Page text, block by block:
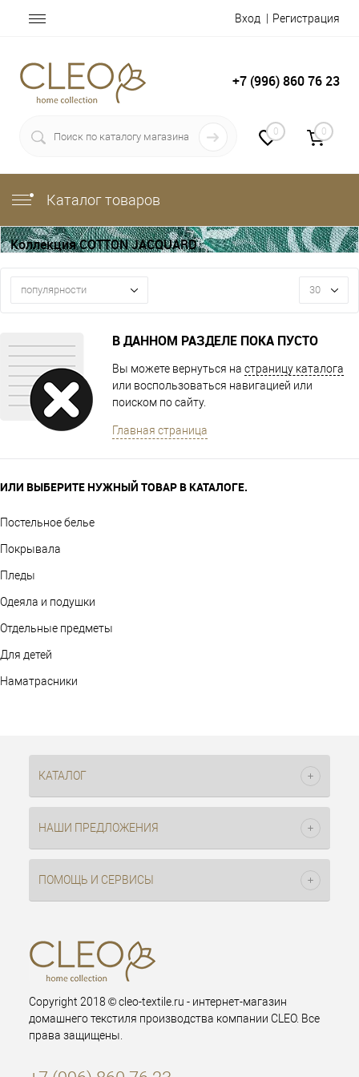
Вход Регистрация
+7 (996) 860 76 23
0 0
Каталог товаров
Коллекция COTTON JACQUARD
популярности 30
В ДАННОМ РАЗДЕЛЕ ПОКА ПУСТО
Вы можете вернуться на страницу каталога
или воспользоваться навигацией или
поиском по сайту.
Главная страница
ИЛИ ВЫБЕРИТЕ НУЖНЫЙ ТОВАР В КАТАЛОГЕ.
Постельное белье
Покрывала
Пледы
Одеяла и подушки
Отдельные предметы
Для детей
Наматрасники
КАТАЛОГ
НАШИ ПРЕДЛОЖЕНИЯ
ПОМОЩЬ И СЕРВИСЫ
Copyright 2018 © cleo-textile.ru - интернет-магазин
домашнего текстиля производства компании CLEO. Все
права защищены.